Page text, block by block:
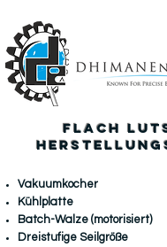
Flach
Vakuumkocher
Kühlplatte
Batch-Walze (motorisiert)
Dreistufige Seilgröße